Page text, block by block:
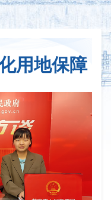
用地保障